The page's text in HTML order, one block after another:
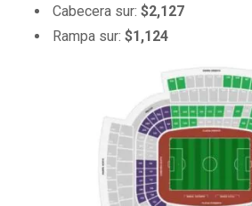
Cabecera sur: $2,127
Rampa sur:$1,124